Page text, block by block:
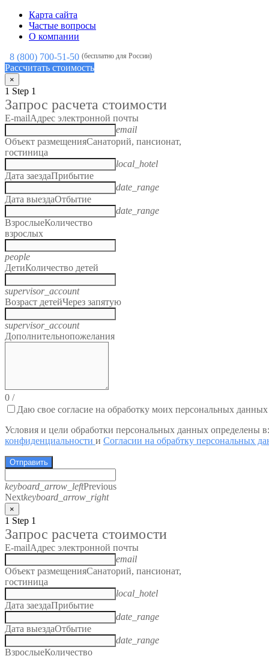
Карта сайта
Частые вопросы
О компании
8 (800) 700-51-50 (бесплатно для России)
Рассчитать стоимость
×
1 Step 1
Запрос расчета стоимости
E-mailАдрес электронной почты
email
Объект размещенияСанаторий, пансионат,
гостиница
local_hotel
Дата заездаПрибытие
date_range
Дата выездаОтбытие
date_range
ВзрослыеКоличество
взрослых
people
ДетиКоличество детей
supervisor_account
Возраст детейЧерез запятую
supervisor_account
Дополнительнопожелания
0 /
Даю свое согласие на обработку моих персональных данных
Условия и цели обработки персональных данных определены
конфиденциальности и Согласии на обрабтку персональных
Отправить
keyboard_arrow_leftPrevious
Nextkeyboard_arrow_right
×
1 Step 1
Запрос расчета стоимости
E-mailАдрес электронной почты
email
Объект размещенияСанаторий, пансионат,
гостиница
local_hotel
Дата заездаПрибытие
date_range
Дата выездаОтбытие
date_range
ВзрослыеКоличество